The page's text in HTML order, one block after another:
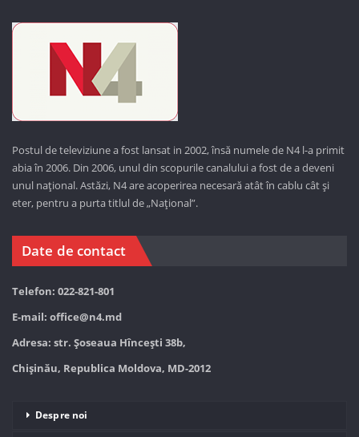
Postul de televiziune a fost lansat in 2002, însă numele de N4 l-a primit
abia în 2006. Din 2006, unul din scopurile canalului a fost de a deveni
unul național. Astăzi, N4 are acoperirea necesară atât în cablu cât și
eter, pentru a purta titlul de „Național”.
Date de contact
Telefon: 022-821-801
E-mail: office@n4.md
Adresa: str. Șoseaua Hînceşti 38b,
Chișinău, Republica Moldova, MD-2012
Despre noi